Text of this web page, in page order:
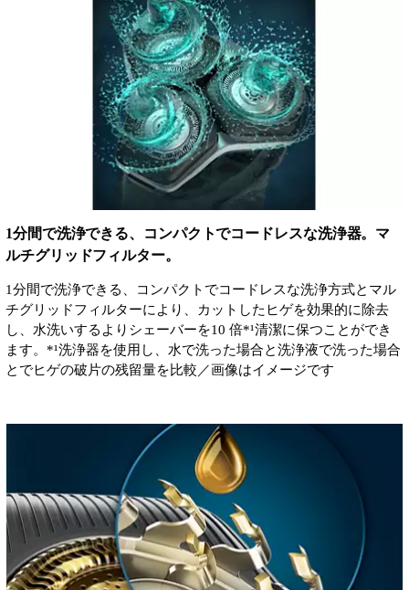
1分間で洗浄できる、コンパクトでコードレスな洗浄器。マ
ルチグリッドフィルター。
1分間で洗浄できる、コンパクトでコードレスな洗浄方式とマル
チグリッドフィルターにより、カットしたヒゲを効果的に除去
し、水洗いするよりシェーバーを10 倍*¹清潔に保つことができ
ます。*¹洗浄器を使用し、水で洗った場合と洗浄液で洗った場合
とでヒゲの破片の残留量を比較／画像はイメージです